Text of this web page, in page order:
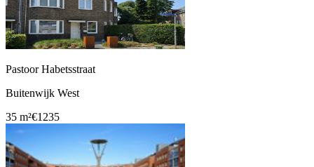
Pastoor Habetsstraat
Buitenwijk West
35 m²€1235